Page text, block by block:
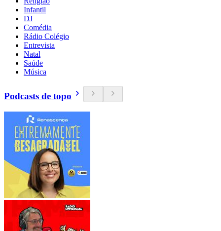
Infantil
DJ
Comédia
Rádio Colégio
Entrevista
Natal
Saúde
Música
Podcasts de topo